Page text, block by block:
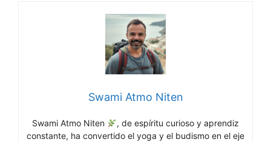
Swami Atmo Niten
Swami Atmo Niten
, de espíritu curioso y aprendiz
constante, ha convertido el yoga y el budismo en el eje